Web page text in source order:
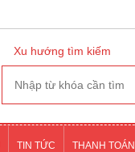
Xu hướng tìm kiếm
TIN TỨC THANH TOÁN